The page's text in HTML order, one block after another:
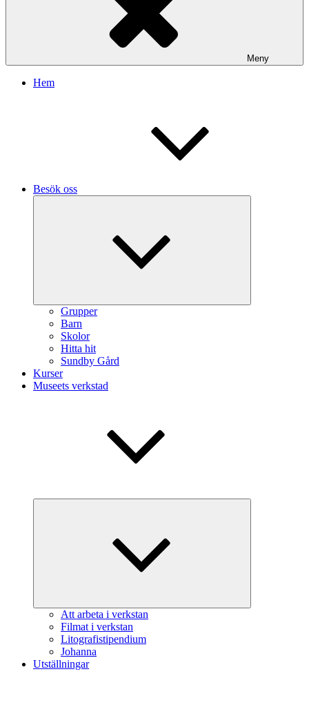
Meny
Hem
Besök oss
Grupper
Barn
Skolor
Hitta hit
Sundby Gård
Kurser
Museets verkstad
Att arbeta i verkstan
Filmat i verkstan
Litografistipendium
Johanna
Utställningar